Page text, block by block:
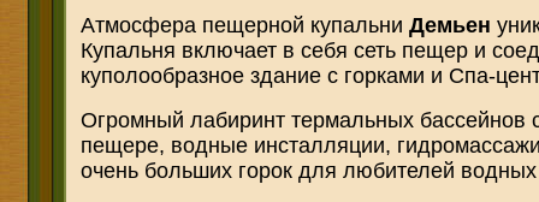
Атмосфера пещерной купальни Демьен
Купальня включает в себя сеть пещер и
куполообразное здание с горками и Спа-
Огромный лабиринт термальных бассейнов
пещере, водные инсталляции,
очень больших горок для любителей